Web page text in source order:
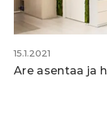
15.1.2021
Are asentaa ja